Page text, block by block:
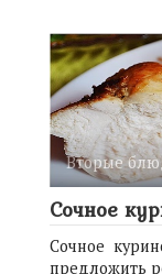
Вторые
Сочное
Сочное
предложить